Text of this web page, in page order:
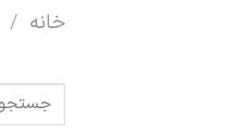
خانه /
جستجو
برای: